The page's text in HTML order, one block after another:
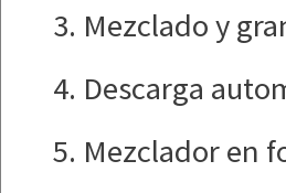
Mezclado y
Descarga
Mezclador en